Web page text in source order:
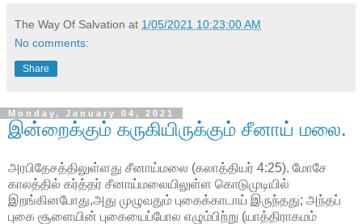
The Way Of Salvation at 1/05/2021 10:23:00 AM
No comments:
Share
Monday, January 04, 2021
இன்றைக்கும் கருகியிருக்கும் சீனாய் மலை.
அரபிதேசத்திலுள்ளது சீனாய்மலை (கலாத்தியர் 4:25). மோசே
காலத்தில் கர்த்தர் சீனாய்மலையிலுள்ள கொடுமுடியில்
இறங்கினபோது,அது முழுவதும் புகைக்காடாய் இருந்தது; அந்தப்
புகை சூளையின் புகையைப்போல எழும்பிற்று (யாத்திராகமம்